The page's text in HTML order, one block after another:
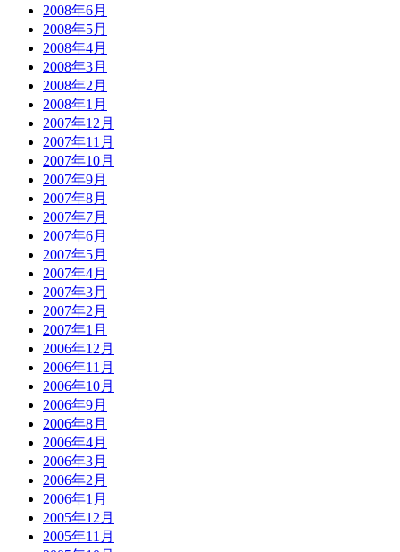
2008年6月
2008年5月
2008年4月
2008年3月
2008年2月
2008年1月
2007年12月
2007年11月
2007年10月
2007年9月
2007年8月
2007年7月
2007年6月
2007年5月
2007年4月
2007年3月
2007年2月
2007年1月
2006年12月
2006年11月
2006年10月
2006年9月
2006年8月
2006年4月
2006年3月
2006年2月
2006年1月
2005年12月
2005年11月